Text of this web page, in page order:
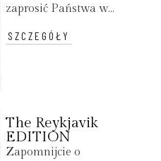
zaprosić Państwa w...
SZCZEGÓŁY
The Reykjavik
EDITION
Zapomnijcie o